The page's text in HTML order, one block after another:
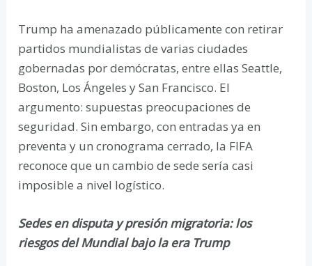
Trump ha amenazado públicamente con retirar
partidos mundialistas de varias ciudades
gobernadas por demócratas, entre ellas Seattle,
Boston, Los Ángeles y San Francisco. El
argumento: supuestas preocupaciones de
seguridad. Sin embargo, con entradas ya en
preventa y un cronograma cerrado, la FIFA
reconoce que un cambio de sede sería casi
imposible a nivel logístico.
Sedes en disputa y presión migratoria: los
riesgos del Mundial bajo la era Trump